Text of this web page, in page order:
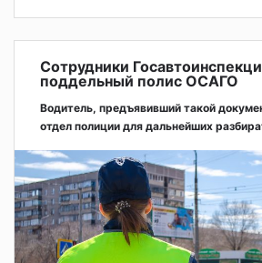
Сотрудники
поддельный полис ОСАГО
Водитель, предъявивший такой
отдел полиции для дальнейших